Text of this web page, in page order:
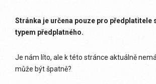
Stránka je určena pouze pro předplatitele
typem předplatného.
Je nám líto, ale k této stránce aktuálně
může být špatně?